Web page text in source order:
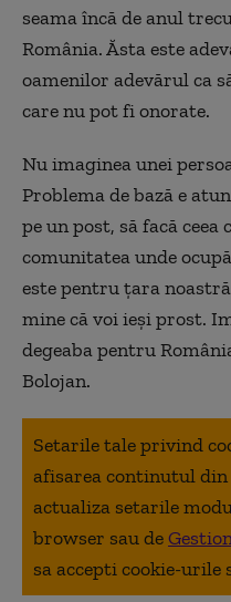
seama încă de anul
România. Ăsta este
oamenilor adevărul ca
care nu pot fi onorate.
Nu imaginea unei
Problema de bază e
pe un post, să facă
comunitatea unde
este pentru țara
mine că voi ieși prost.
degeaba pentru
Bolojan.
Setarile tale privind
afisarea continutul din
actualiza setarile
browser sau de
sa accepti cookie-urile